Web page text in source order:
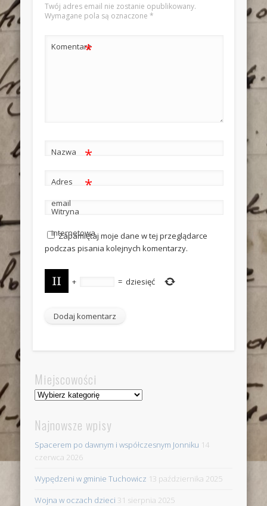
Twój adres email nie zostanie opublikowany.
Wymagane pola są oznaczone *
Komentarz
*
Nazwa *
Adres
email
*
Witryna
internetowa
Zapamiętaj moje dane w tej przeglądarce
podczas pisania kolejnych komentarzy.
+ = dziesięć
Miejscowości
Miejscowości
Najnowsze wpisy
Spacerem po dawnym i współczesnym Jonniku 14
czerwca 2026
Wypędzeni w gminie Tuchowicz 13 października 2025
Wojna w oczach dzieci 31 sierpnia 2025